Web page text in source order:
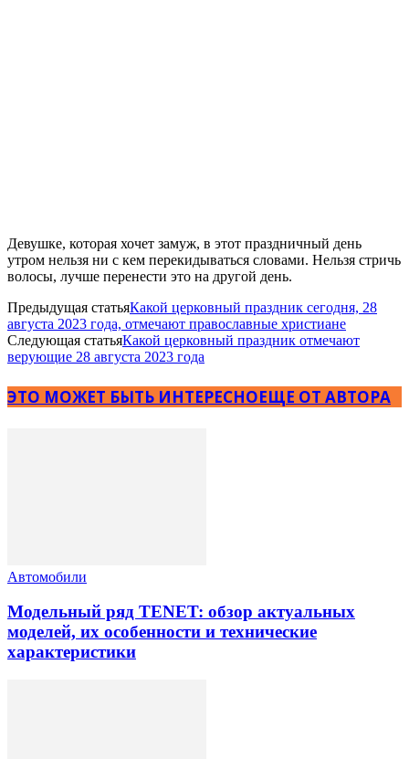
Девушке, которая хочет замуж, в этот праздничный день
утром нельзя ни с кем перекидываться словами. Нельзя стричь
волосы, лучше перенести это на другой день.
Предыдущая статьяКакой церковный праздник сегодня, 28
августа 2023 года, отмечают православные христиане
Следующая статьяКакой церковный праздник отмечают
верующие 28 августа 2023 года
ЭТО МОЖЕТ БЫТЬ ИНТЕРЕСНОЕЩЕ ОТ АВТОРА
Автомобили
Модельный ряд TENET: обзор актуальных
моделей, их особенности и технические
характеристики